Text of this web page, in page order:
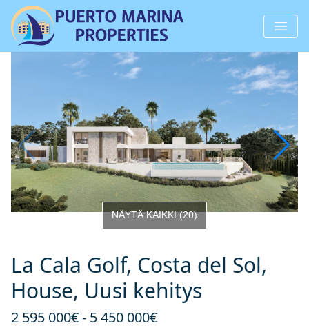
NÄYTÄ KAIKKI(20)
La Cala Golf, Costa del Sol,
House, Uusi kehitys
2 595 000€ - 5 450 000€